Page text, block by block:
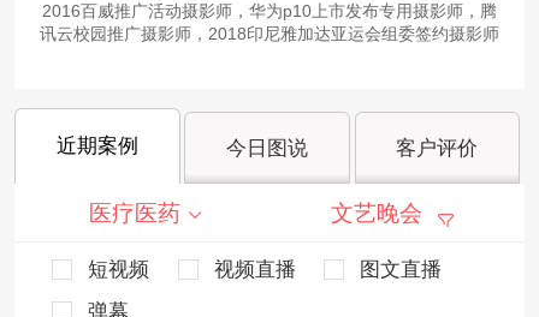
2016百威推广活动摄影师，华为p10上市发布专用摄影师，腾
讯云校园推广摄影师，2018印尼雅加达亚运会组委签约摄影师
近期案例 今日图说 客户评价
医疗医药 文艺晚会
短视频 视频直播
图文直播
弹幕